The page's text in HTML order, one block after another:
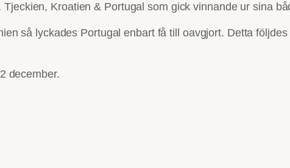
Kroatien & Portugal som gick vinnande ur sina
så lyckades Portugal enbart få till oavgjort. Detta
december.